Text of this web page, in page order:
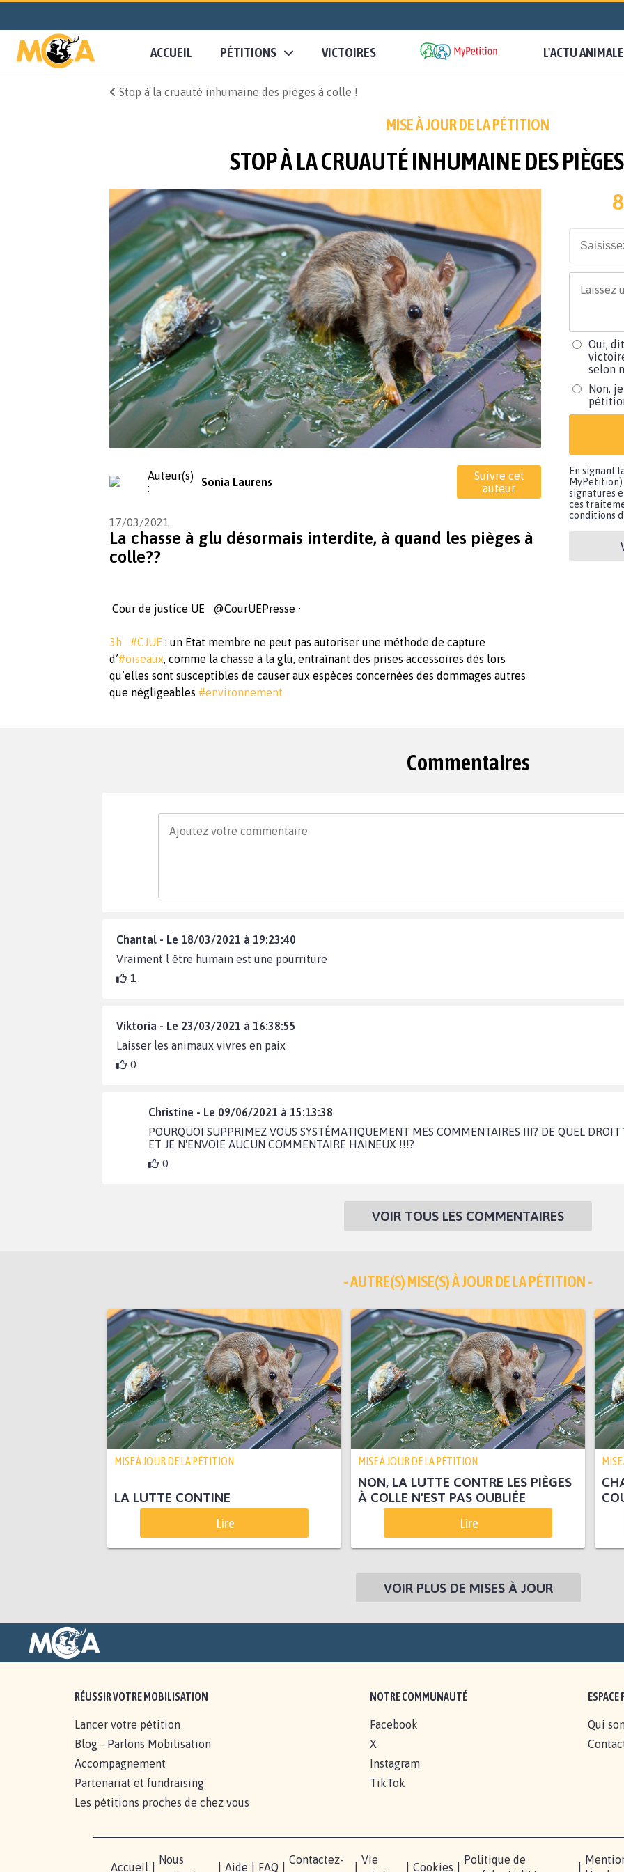
ACCUEIL PÉTITIONS VICTOIRES L'ACTU ANIMALE
Stop à la cruauté inhumaine des pièges à colle !
MISE À JOUR DE LA PÉTITION
STOP À LA CRUAUTÉ INHUMAINE DES
Auteur(s)
:
Sonia Laurens
Suivre cet
auteur
17/03/2021
La chasse à glu désormais interdite, à quand les pièges à
colle??
Cour de justice UE @CourUEPresse ·
3h #CJUE : un État membre ne peut pas autoriser une méthode de capture
d’#oiseaux, comme la chasse à la glu, entraînant des prises accessoires dès lors
qu’elles sont susceptibles de causer aux espèces concernées des dommages autres
que négligeables #environnement
Oui,
selon
Non,
En signant
MyPetition)
signatures
ces
conditions
Commentaires
Chantal - Le 18/03/2021 à 19:23:40
Vraiment l être humain est une pourriture
1
Viktoria - Le 23/03/2021 à 16:38:55
Laisser les animaux vivres en paix
0
Christine - Le 09/06/2021 à 15:13:38
POURQUOI SUPPRIMEZ VOUS SYSTÉMATIQUEMENT MES COMMENTAIRES !!!? DE QUEL
ET JE N'ENVOIE AUCUN COMMENTAIRE HAINEUX !!!?
0
VOIR TOUS LES COMMENTAIRES
- AUTRE(S) MISE(S) À JOUR DE LA PÉTITION -
MISE À JOUR DE LA PÉTITION
LA LUTTE CONTINE
Lire
MISE À JOUR DE LA PÉTITION
NON, LA LUTTE CONTRE LES PIÈGES
À COLLE N'EST PAS OUBLIÉE
Lire
VOIR PLUS DE MISES À JOUR
RÉUSSIR VOTRE MOBILISATION
Lancer votre pétition
Blog - Parlons Mobilisation
Accompagnement
Partenariat et fundraising
Les pétitions proches de chez vous
NOTRE COMMUNAUTÉ
Facebook
X
Instagram
TikTok
ESPACE
Qui
Accueil
Nous
Aide FAQ
Contactez-
Vie
Cookies
Politique de